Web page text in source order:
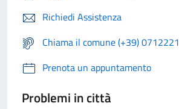
Richiedi Assistenza
Chiama il comune (+39) 0712221
Prenota un appuntamento
Problemi in città